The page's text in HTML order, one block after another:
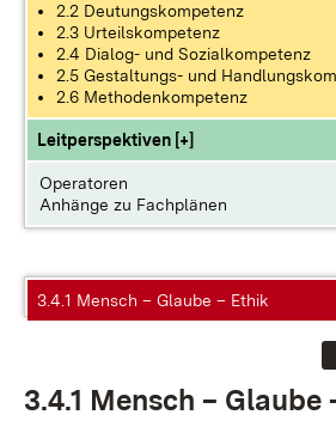
2.2 Deutungskompetenz
2.3 Urteilskompetenz
2.4 Dialog- und Sozialkompetenz
2.5 Gestaltungs- und
2.6 Methodenkompetenz
Leitperspektiven [+]
Operatoren
Anhänge zu Fachplänen
3.4.1 Mensch – Glaube – Ethik
3.4.1 Mensch – Glau­be